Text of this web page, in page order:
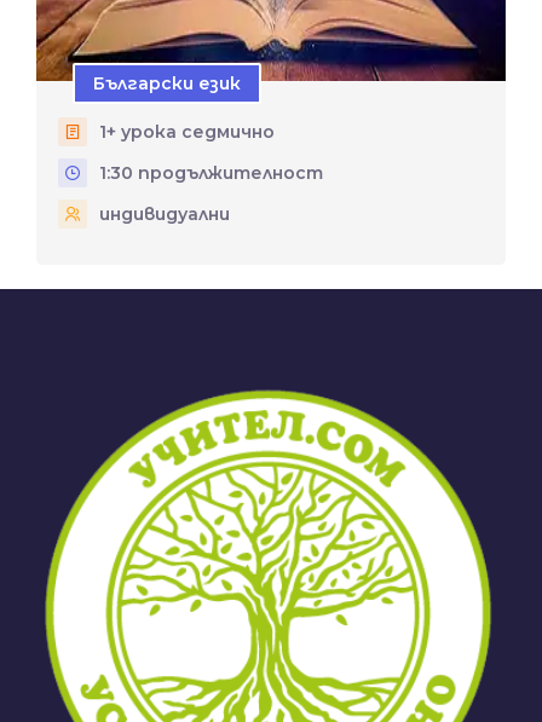
Български език
1+ урока седмично
1:30 продължителност
индивидуални